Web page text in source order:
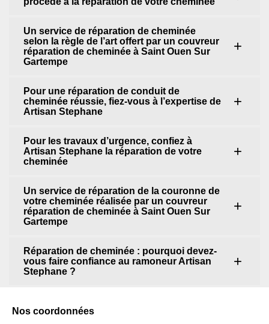
Un service de réparation de cheminée
selon la règle de l’art offert par un couvreur
réparation de cheminée à Saint Ouen Sur
Gartempe
Pour une réparation de conduit de
cheminée réussie, fiez-vous à l’expertise de
Artisan Stephane
Pour les travaux d’urgence, confiez à
Artisan Stephane la réparation de votre
cheminée
Un service de réparation de la couronne de
votre cheminée réalisée par un couvreur
réparation de cheminée à Saint Ouen Sur
Gartempe
Réparation de cheminée : pourquoi devez-
vous faire confiance au ramoneur Artisan
Stephane ?
Nos coordonnées